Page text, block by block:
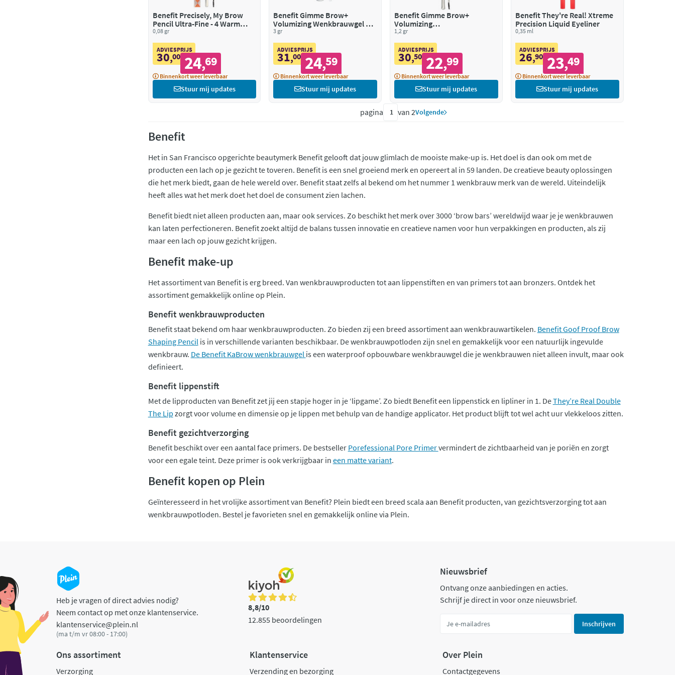
Benefit Precisely, My Brow
Pencil Ultra-Fine - 4 Warm
Deep Brown
0,08 gr
ADVIESPRIJS
30,00 24,69
Binnenkort weer leverbaar
Stuur mij updates
Benefit Gimme Brow+
Volumizing Wenkbrauwgel 3
Neutral Light Brown
3 gr
ADVIESPRIJS
31,00 24,59
Binnenkort weer leverbaar
Stuur mij updates
Benefit Gimme Brow+
Volumizing
Wenkbrauwpotlood 4 Warm
Deep Brown
1,2 gr
ADVIESPRIJS
30,50 22,99
Binnenkort weer leverbaar
Stuur mij updates
Benefit They're Real! Xtreme
Precision Liquid Eyeliner
0,35 ml
ADVIESPRIJS
26,90 23,49
Binnenkort weer leverbaar
Stuur mij updates
pagina van 2Volgende
Benefit
Het in San Francisco opgerichte beautymerk Benefit gelooft dat jouw glimlach de mooiste make-up is. Het doel is dan ook om met de
producten een lach op je gezicht te toveren. Benefit is een snel groeiend merk en opereert al in 59 landen. De creatieve beauty oplossingen
die het merk biedt, gaan de hele wereld over. Benefit staat zelfs al bekend om het nummer 1 wenkbrauw merk van de wereld. Uiteindelijk
heeft alles wat het merk doet het doel de consument zien lachen.
Benefit biedt niet alleen producten aan, maar ook services. Zo beschikt het merk over 3000 ‘brow bars’ wereldwijd waar je je wenkbrauwen
kan laten perfectioneren. Benefit zoekt altijd de balans tussen innovatie en creatieve namen voor hun verpakkingen en producten, als zij
maar een lach op jouw gezicht krijgen.
Benefit make-up
Het assortiment van Benefit is erg breed. Van wenkbrauwproducten tot aan lippenstiften en van primers tot aan bronzers. Ontdek het
assortiment gemakkelijk online op Plein.
Benefit wenkbrauwproducten
Benefit staat bekend om haar wenkbrauwproducten. Zo bieden zij een breed assortiment aan wenkbrauwartikelen. Benefit Goof Proof Brow
Shaping Pencil is in verschillende varianten beschikbaar. De wenkbrauwpotloden zijn snel en gemakkelijk voor een natuurlijk ingevulde
wenkbrauw. De Benefit KaBrow wenkbrauwgel is een waterproof opbouwbare wenkbrauwgel die je wenkbrauwen niet alleen invult, maar ook
definieert.
Benefit lippenstift
Met de lipproducten van Benefit zet jij een stapje hoger in je ‘lipgame’. Zo biedt Benefit een lippenstick en lipliner in 1. DeThey’re Real Double
The Lip zorgt voor volume en dimensie op je lippen met behulp van de handige applicator. Het product blijft tot wel acht uur vlekkeloos zitten.
Benefit gezichtverzorging
Benefit beschikt over een aantal face primers. De bestseller Porefessional Pore Primervermindert de zichtbaarheid van je poriën en zorgt
voor een egale teint. Deze primer is ook verkrijgbaar in een matte variant.
Benefit kopen op Plein
Geïnteresseerd in het vrolijke assortiment van Benefit? Plein biedt een breed scala aan Benefit producten, van gezichtsverzorging tot aan
wenkbrauwpotloden. Bestel je favorieten snel en gemakkelijk online via Plein.
Heb je vragen of direct advies nodig?
Neem contact op met onze klantenservice.
klantenservice@plein.nl
(ma t/m vr 08:00 - 17:00)
8,8/10
12.855 beoordelingen
Nieuwsbrief
Ontvang onze aanbiedingen en acties.
Schrijf je direct in voor onze nieuwsbrief.
Inschrijven
Ons assortiment
Verzorging
Klantenservice
Verzending en bezorging
Over Plein
Contactgegevens